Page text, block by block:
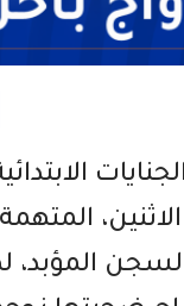
الاثنين،
المؤبد،